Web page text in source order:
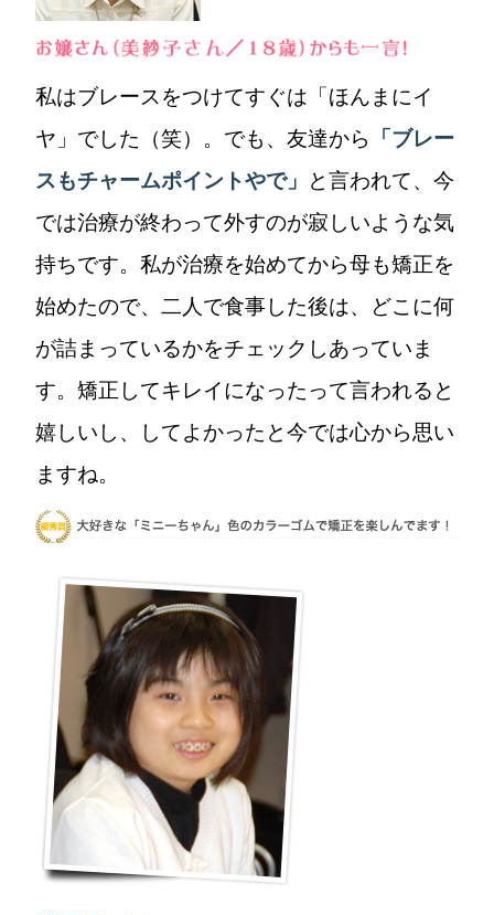
私はブレースをつけてすぐは「ほんまにイ
ヤ」でした（笑）。でも、友達から
「ブレー
スもチャームポイントやで」
と言われて、今
では治療が終わって外すのが寂しいような気
持ちです。私が治療を始めてから母も矯正を
始めたので、二人で食事した後は、どこに何
が詰まっているかをチェックしあっていま
す。矯正してキレイになったって言われると
嬉しいし、してよかったと今では心から思い
ますね。